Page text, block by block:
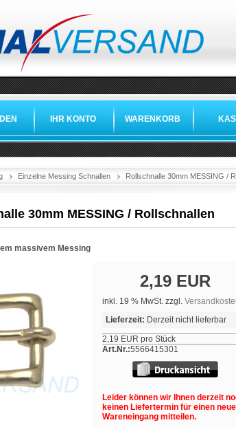
IHR KONTO WARENKORB
Einzelne Messing Schnallen Rollschnalle 30mm MESSING /
30mm MESSING / Rollschnallen
massivem Messing
2,19 EUR
inkl. 19 % MwSt. zzgl.
Lieferzeit: Derzeit nicht lieferbar
2,19 EUR pro Stück
Art.Nr.:5566415301
Leider können wir Ihnen derzeit
keinen Liefertermin für einen
Wareneingang mitteilen.